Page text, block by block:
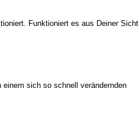
Funktioniert es aus Deiner Sicht
sich so schnell verändernden